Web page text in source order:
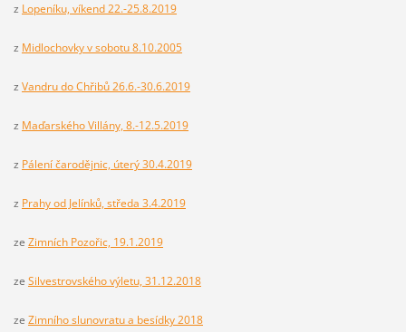
z Lopeníku, víkend 22.-25.8.2019
z Midlochovky v sobotu 8.10.2005
z Vandru do Chřibů 26.6.-30.6.2019
z Maďarského Villány, 8.-12.5.2019
z Pálení čarodějnic, úterý 30.4.2019
z Prahy od Jelínků, středa 3.4.2019
ze Zimních Pozořic, 19.1.2019
ze Silvestrovského výletu, 31.12.2018
ze Zimního slunovratu a besídky 2018